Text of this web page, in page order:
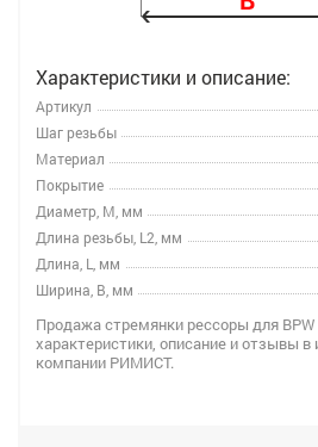
Характеристики и описание:
Артикул
Шаг резьбы
Материал
Покрытие
Диаметр, M, мм
Длина резьбы, L2, мм
Длина, L, мм
Ширина, B, мм
Продажа стремянки рессоры для
характеристики, описание и отзывы в
компании РИМИСТ.